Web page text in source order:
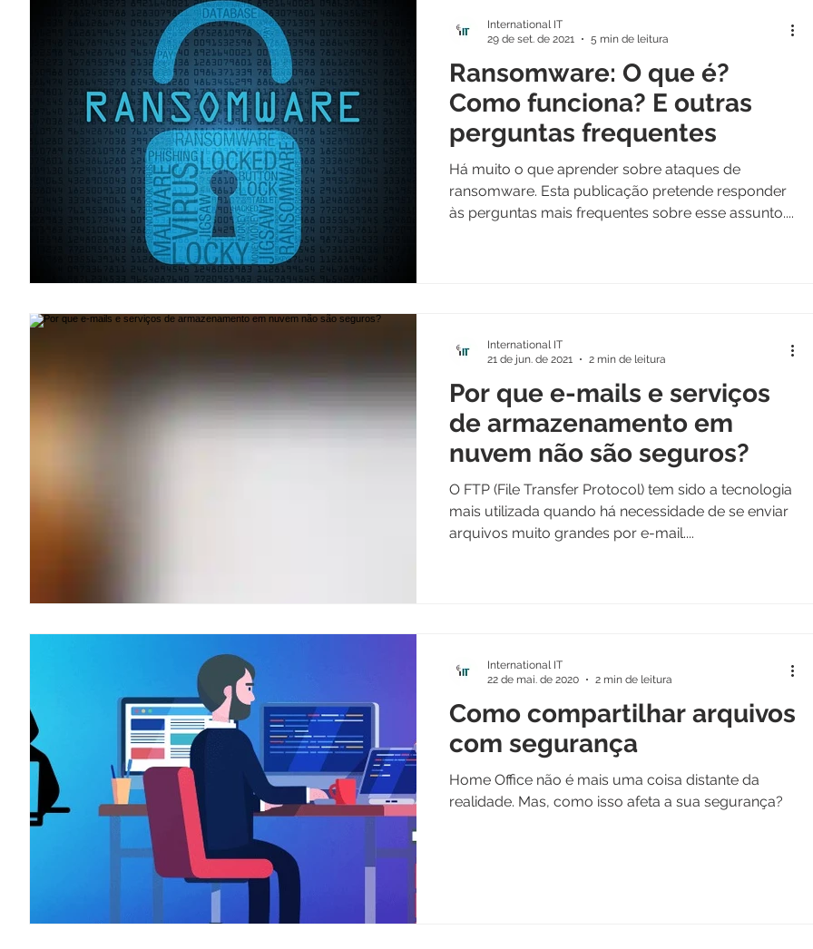
Ransomware: O que é?
Como funciona? E outras
perguntas frequentes
Há muito o que aprender sobre ataques de
ransomware. Esta publicação pretende responder
às perguntas mais frequentes sobre esse assunto....
International IT
29 de set. de 2021
5 min de leitura
Por que e-mails e serviços
de armazenamento em
nuvem não são seguros?
O FTP (File Transfer Protocol) tem sido a tecnologia
mais utilizada quando há necessidade de se enviar
arquivos muito grandes por e-mail....
International IT
21 de jun. de 2021
2 min de leitura
Como compartilhar arquivos
com segurança
Home Office não é mais uma coisa distante da
realidade. Mas, como isso afeta a sua segurança?
International IT
22 de mai. de 2020
2 min de leitura